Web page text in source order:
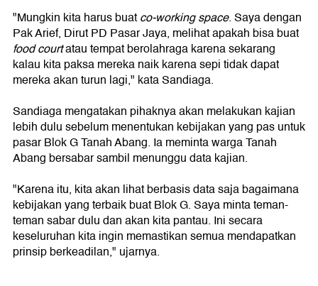
"Mungkin kita harus buatco-working space. Saya dengan
Pak Arief, Dirut PD Pasar Jaya, melihat apakah bisa buat
food courtatau tempat berolahraga karena sekarang
kalau kita paksa mereka naik karena sepi tidak dapat
mereka akan turun lagi," kata Sandiaga.
Sandiaga mengatakan pihaknya akan melakukan kajian
lebih dulu sebelum menentukan kebijakan yang pas untuk
pasar Blok G Tanah Abang. Ia meminta warga Tanah
Abang bersabar sambil menunggu data kajian.
"Karena itu, kita akan lihat berbasis data saja bagaimana
kebijakan yang terbaik buat Blok G. Saya minta teman-
teman sabar dulu dan akan kita pantau. Ini secara
keseluruhan kita ingin memastikan semua mendapatkan
prinsip berkeadilan," ujarnya.